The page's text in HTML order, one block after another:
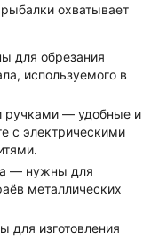
охватывает
для обрезания
используемого в
ручками — удобные и
с электрическими
— нужны для
металлических
изготовления